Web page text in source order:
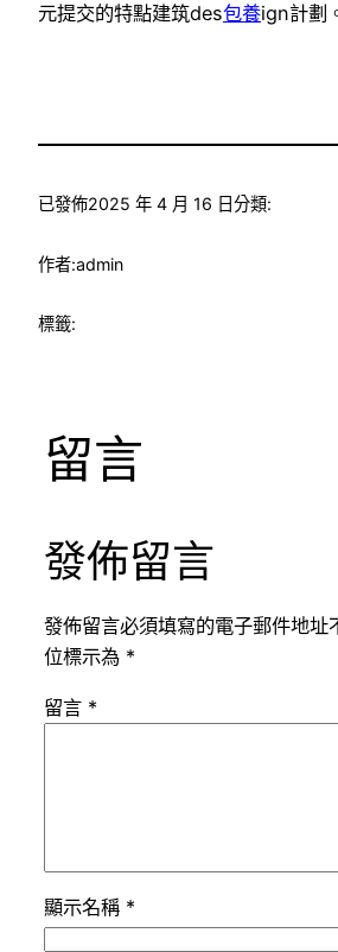
元提交的特點建筑des包養ign計劃
已發佈2025 年 4 月 16 日分類:
作者:admin
標籤:
留言
發佈留言
發佈留言必須填寫的電子郵件地址
位標示為 *
留言 *
顯示名稱 *